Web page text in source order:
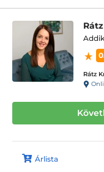
Rátz
Árlista